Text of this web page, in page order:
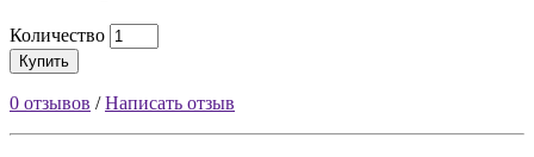
Количество
Купить
0 отзывов /Написать отзыв